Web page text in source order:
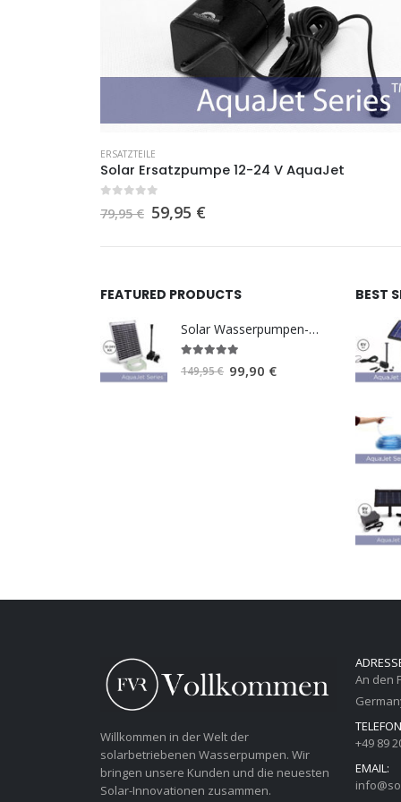
ERSATZTEILE
Solar Ersatzpumpe 12-24 V AquaJet
out of 5
79,95€ Ursprünglicher
Preis
war:
59,95 €Aktueller
ist:
FEATURED PRODUCTS
Solar Wasserpumpen-Set AquaJet 12-24 V
149,95€ Ursprünglicher
99,90 €Aktueller
BEST
Willkommen in der Welt der
solarbetriebenen Wasserpumpen. Wir
bringen unsere Kunden und die neuesten
Solar-Innovationen zusammen.
An den
+49 89
EMAIL: